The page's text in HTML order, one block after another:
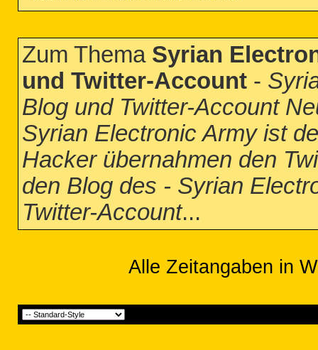
Zum Thema Syrian
und Twitter-Account -
Blog und Twitter-Account
Syrian Electronic Army ist
Hacker übernahmen den
den Blog des - Syrian
Twitter-Account...
Alle Zeitangaben in